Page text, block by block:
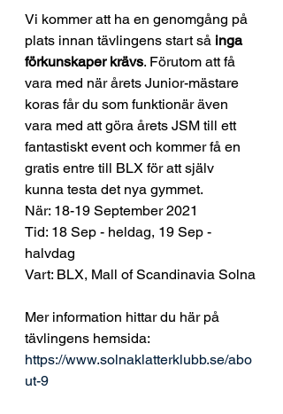
Vi kommer att ha en genomgång på
plats innan tävlingens start så inga
förkunskaper krävs. Förutom att få
vara med när årets Junior-mästare
koras får du som funktionär även
vara med att göra årets JSM till ett
fantastiskt event och kommer få en
gratis entre till BLX för att själv
kunna testa det nya gymmet.
När: 18-19 September 2021
Tid: 18 Sep - heldag, 19 Sep -
halvdag
Vart: BLX, Mall of Scandinavia Solna
Mer information hittar du här på
tävlingens hemsida:
https://www.solnaklatterklubb.se/abo
ut-9